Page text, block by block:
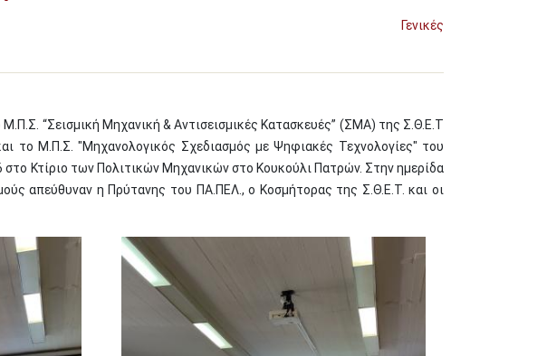
Γενικές
“Σεισμική Μηχανική & Αντισεισμικές Κατασκευές” (ΣΜΑ) της Σ.Θ.Ε.Τ
το Μ.Π.Σ. "Μηχανολογικός Σχεδιασμός με Ψηφιακές Τεχνολογίες" του
Κτίριο των Πολιτικών Μηχανικών στο Κουκούλι Πατρών. Στην ημερίδα
απεύθυναν η Πρύτανης του ΠΑ.ΠΕΛ., ο Κοσμήτορας της Σ.Θ.Ε.Τ. και οι
Image